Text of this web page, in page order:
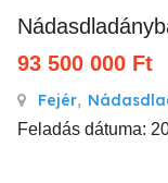
93 500 000 Ft
Fejér,
Feladás dátuma: